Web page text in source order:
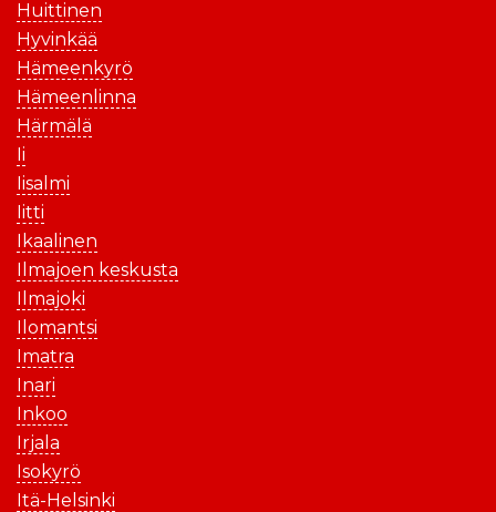
Huittinen
Hyvinkää
Hämeenkyrö
Hämeenlinna
Härmälä
Ii
Iisalmi
Iitti
Ikaalinen
Ilmajoen keskusta
Ilmajoki
Ilomantsi
Imatra
Inari
Inkoo
Irjala
Isokyrö
Itä-Helsinki